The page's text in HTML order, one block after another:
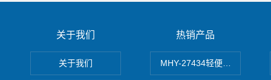
关于我们
关于我们
热销产品
MHY-27434轻便式自动水质